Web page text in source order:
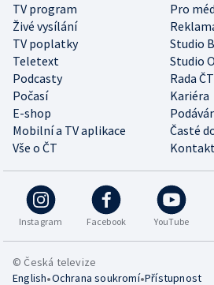
TV program
Pro
Živé vysílání
TV poplatky
Studio
Teletext
Studio
Podcasty
Rada ČT
Počasí
Kariéra
E-shop
Mobilní a TV aplikace
Časté
Vše o ČT
Instagram Facebook YouTube
© Česká televize
English•Ochrana soukromí•Přístupnost